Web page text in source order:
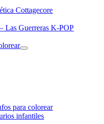
Cottagecore
Las Guerreras K-POP
para colorear
infantiles